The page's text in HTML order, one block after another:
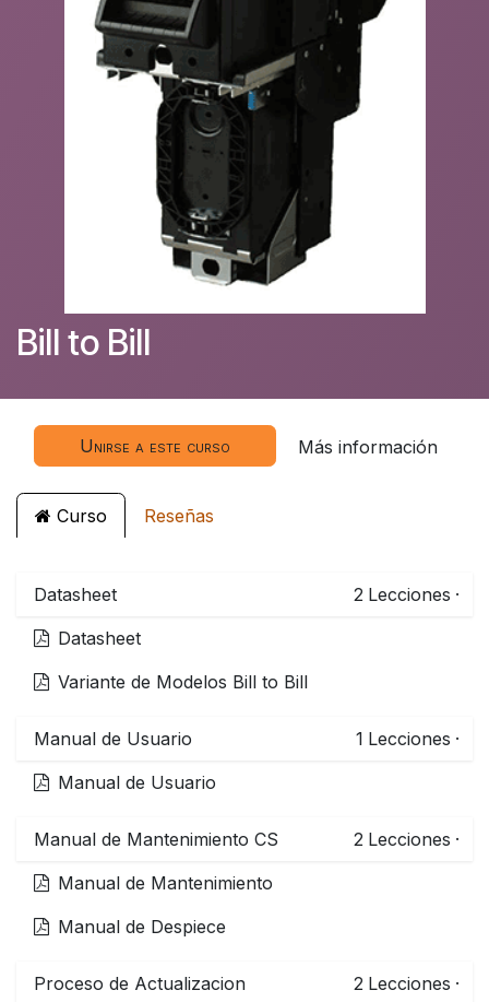
Bill to Bill
Unirse a este curso Más información
Curso Reseñas
Datasheet 2 Lecciones ·
Datasheet
Variante de Modelos Bill to Bill
Manual de Usuario 1 Lecciones ·
Manual de Usuario
Manual de Mantenimiento CS 2 Lecciones ·
Manual de Mantenimiento
Manual de Despiece
Proceso de Actualizacion 2 Lecciones ·